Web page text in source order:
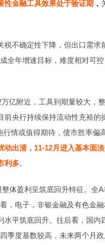
性金融工具效果处于验证期 ，
税不确定性下降，但出口需
全年增速目标，难度相对可
万亿附近，工具到期量较大，
前央行持续保持流动性充裕的
行情或值得期待，债市胜率偏
动出清，11-12月进入基本面
利多。
整体盈利呈筑底回升特征。全
，电子，非银金融及有色金
水平筑底回升。往后看，国内
季度基数较高，未来两个月